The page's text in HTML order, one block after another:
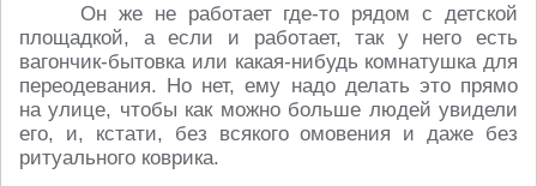
Он же не работает где-то рядом с детской
площадкой, а если и работает, так у него есть
вагончик-бытовка или какая-нибудь комнатушка для
переодевания. Но нет, ему надо делать это прямо
на улице, чтобы как можно больше людей увидели
его, и, кстати, без всякого омовения и даже без
ритуального коврика.